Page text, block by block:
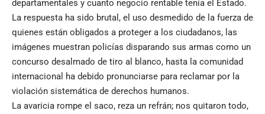
departamentales y cuanto negocio rentable tenía el Estado.
La respuesta ha sido brutal, el uso desmedido de la fuerza de
quienes están obligados a proteger a los ciudadanos, las
imágenes muestran policías disparando sus armas como un
concurso desalmado de tiro al blanco, hasta la comunidad
internacional ha debido pronunciarse para reclamar por la
violación sistemática de derechos humanos.
La avaricia rompe el saco, reza un refrán; nos quitaron todo,